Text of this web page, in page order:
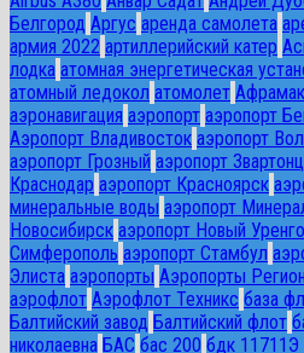
Белгород Аргус аренда самолета
армия 2022 артиллерийский катер
лодка атомная энергетическая
атомный ледокол атомолет
аэронавигация аэропорт аэропорт
Аэропорт Владивосток аэропорт
аэропорт Грозный аэропорт Звартонц
Краснодар аэропорт Красноярск
минеральные воды аэропорт
Новосибирск аэропорт Новый
Симферополь аэропорт Стамбул
Элиста аэропорты Аэропорты
аэрофлот Аэрофлот Техникс база
Балтийский завод Балтийский флот
николаевна БАС бас 200 бдк 11711Э